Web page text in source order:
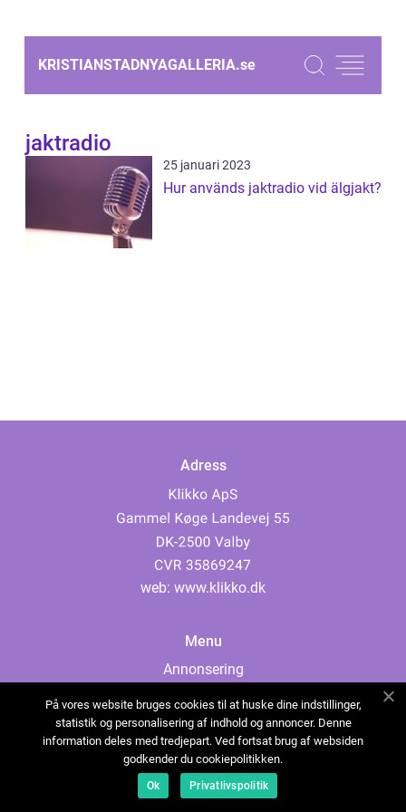
KRISTIANSTADNYAGALLERIA.se
jaktradio
25 januari 2023
Hur används jaktradio vid älgjakt?
Adress
web: www.klikko.dk
Menu
Annonsering
Cookies
Kontakta oss
Sitemap
På vores website bruges cookies til at huske dine indstillinger,
statistik og personalisering af indhold og annoncer. Denne
information deles med tredjepart. Ved fortsat brug af websiden
godkender du cookiepolitikken.
Ok Privatlivspolitik